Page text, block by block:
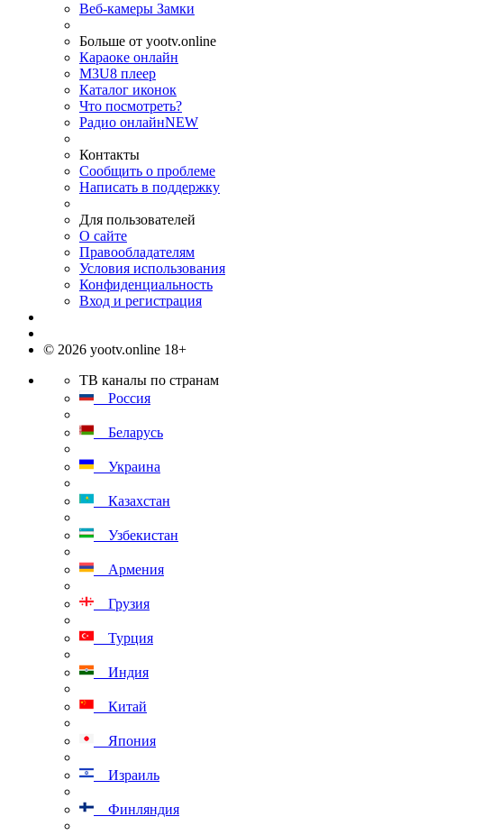
Веб-камеры Замки
Больше от yootv.online
Караоке онлайн
M3U8 плеер
Каталог иконок
Что посмотреть?
Радио онлайнNEW
Контакты
Сообщить о проблеме
Написать в поддержку
Для пользователей
О сайте
Правообладателям
Условия использования
Конфиденциальность
Вход и регистрация
© 2026 yootv.online 18+
ТВ каналы по странам
Россия
Беларусь
Украина
Казахстан
Узбекистан
Армения
Грузия
Турция
Индия
Китай
Япония
Израиль
Финляндия